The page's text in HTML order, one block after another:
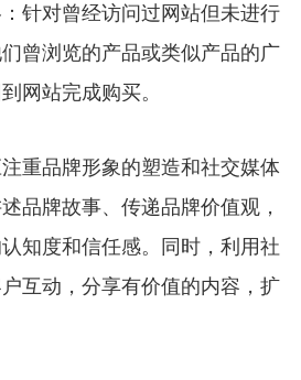
对曾经访问过网站但未进行
曾浏览的产品或类似产品的广
网站完成购买。
品牌形象的塑造和社交媒体
品牌故事、传递品牌价值观，
知度和信任感。同时，利用社
互动，分享有价值的内容，扩